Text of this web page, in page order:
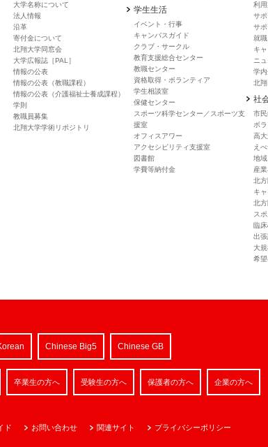
大学名称について
法人情報
沿革
寄付金について
北翔大学同窓会
大学広報誌［PAL］
情報の公表
情報の公表（教職課程）
情報の公表（介護福祉士養成課程）
学則
教職員募集
北翔大学学術リポジトリ
学生生活
イベント・行事
キャンバスガイド
クラブ・サークル
教育支援総合センター
教職センター
資格取得・ボランティア
学生相談室
保健センター
スポーツ科学センター／スポーツ支
援室
オフィスアワー
アクセシビリティ支援室
図書館
学費等納付金
利
サ
サ
就
キ
ニ
学
北
社
市
ボ
高
え
地
産
北
キ
北
ス
臨
出
大
希
Chinese Big5 Chinese GB
卒業生の方へ 受験生の方へ 保護者の方へ 企業の方へ
ド お問い合わせ 関連サイト プライバシーポリシー